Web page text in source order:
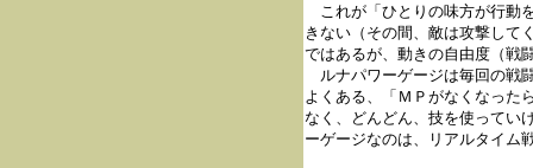
これが「ひとりの味方が行動
きない（その間、敵は攻撃して
ではあるが、動きの自由度（戦
ルナパワーゲージは毎回の戦
よくある、「ＭＰがなくなった
なく、どんどん、技を使ってい
ーゲージなのは、リアルタイム